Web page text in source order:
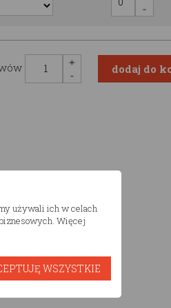
używali ich w celach
Więcej
WSZYSTKIE